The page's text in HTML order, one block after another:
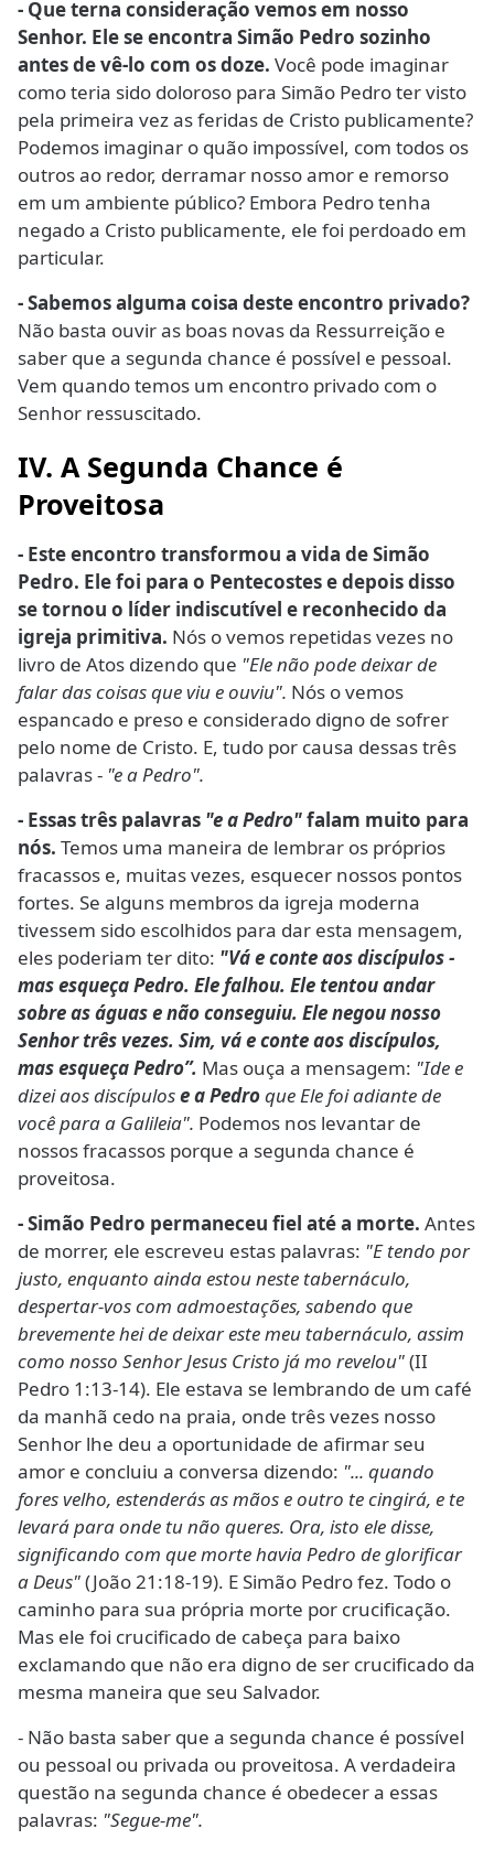
- Que terna consideração vemos em nosso
Senhor. Ele se encontra Simão Pedro sozinho
antes de vê-lo com os doze. Você pode imaginar
como teria sido doloroso para Simão Pedro ter visto
pela primeira vez as feridas de Cristo publicamente?
Podemos imaginar o quão impossível, com todos os
outros ao redor, derramar nosso amor e remorso
em um ambiente público? Embora Pedro tenha
negado a Cristo publicamente, ele foi perdoado em
particular.
- Sabemos alguma coisa deste encontro privado?
Não basta ouvir as boas novas da Ressurreição e
saber que a segunda chance é possível e pessoal.
Vem quando temos um encontro privado com o
Senhor ressuscitado.
IV. A Segunda Chance é
Proveitosa
- Este encontro transformou a vida de Simão
Pedro. Ele foi para o Pentecostes e depois disso
se tornou o líder indiscutível e reconhecido da
igreja primitiva. Nós o vemos repetidas vezes no
livro de Atos dizendo que "Ele não pode deixar de
falar das coisas que viu e ouviu". Nós o vemos
espancado e preso e considerado digno de sofrer
pelo nome de Cristo. E, tudo por causa dessas três
palavras - "e a Pedro".
- Essas três palavras "e a Pedro"falam muito para
nós. Temos uma maneira de lembrar os próprios
fracassos e, muitas vezes, esquecer nossos pontos
fortes. Se alguns membros da igreja moderna
tivessem sido escolhidos para dar esta mensagem,
eles poderiam ter dito: "Vá e conte aos discípulos -
mas esqueça Pedro. Ele falhou. Ele tentou andar
sobre as águas e não conseguiu. Ele negou nosso
Senhor três vezes. Sim, vá e conte aos discípulos,
mas esqueça Pedro”. Mas ouça a mensagem: "Ide e
dizei aos discípulose a Pedroque Ele foi adiante de
você para a Galileia". Podemos nos levantar de
nossos fracassos porque a segunda chance é
proveitosa.
- Simão Pedro permaneceu fiel até a morte. Antes
de morrer, ele escreveu estas palavras: "E tendo por
justo, enquanto ainda estou neste tabernáculo,
despertar-vos com admoestações, sabendo que
brevemente hei de deixar este meu tabernáculo, assim
como nosso Senhor Jesus Cristo já mo revelou"(II
Pedro 1:13-14). Ele estava se lembrando de um café
da manhã cedo na praia, onde três vezes nosso
Senhor lhe deu a oportunidade de afirmar seu
amor e concluiu a conversa dizendo: "... quando
fores velho, estenderás as mãos e outro te cingirá, e te
levará para onde tu não queres. Ora, isto ele disse,
significando com que morte havia Pedro de glorificar
a Deus"(João 21:18-19). E Simão Pedro fez. Todo o
caminho para sua própria morte por crucificação.
Mas ele foi crucificado de cabeça para baixo
exclamando que não era digno de ser crucificado da
mesma maneira que seu Salvador.
- Não basta saber que a segunda chance é possível
ou pessoal ou privada ou proveitosa. A verdadeira
questão na segunda chance é obedecer a essas
palavras: "Segue-me".